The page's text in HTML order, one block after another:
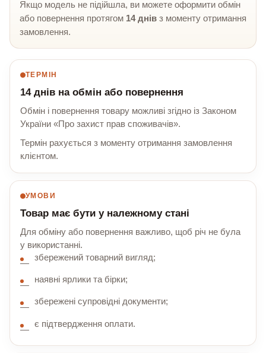
Якщо модель не підійшла, ви можете оформити обмін
або повернення протягом 14 днів з моменту отримання
замовлення.
ТЕРМІН
14 днів на обмін або повернення
Обмін і повернення товару можливі згідно із Законом
України «Про захист прав споживачів».
Термін рахується з моменту отримання замовлення
клієнтом.
УМОВИ
Товар має бути у належному стані
Для обміну або повернення важливо, щоб річ не була
у використанні.
збережений товарний вигляд;
наявні ярлики та бірки;
збережені супровідні документи;
є підтвердження оплати.